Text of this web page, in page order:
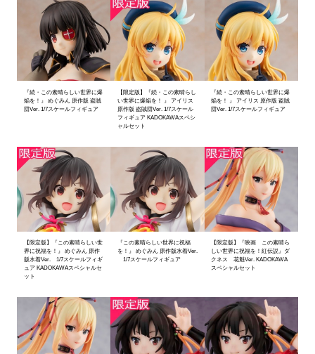
『続・この素晴らしい世界に爆
焔を！』 めぐみん 原作版 盗賊
団Ver. 1/7スケールフィギュア
【限定版】『続・この素晴らし
い世界に爆焔を！ 』 アイリス
原作版 盗賊団Ver. 1/7スケール
フィギュア KADOKAWAスペシ
ャルセット
『続・この素晴らしい世界に爆
焔を！ 』 アイリス 原作版 盗賊
団Ver. 1/7スケールフィギュア
【限定版】『この素晴らしい世
界に祝福を！』 めぐみん 原作
版水着Ver. 1/7スケールフィギ
ュア KADOKAWAスペシャルセ
ット
『この素晴らしい世界に祝福
を！』 めぐみん 原作版水着Ver.
1/7スケールフィギュア
【限定版】『映画 この素晴ら
しい世界に祝福を！紅伝説』ダ
クネス 花魁Ver. KADOKAWA
スペシャルセット